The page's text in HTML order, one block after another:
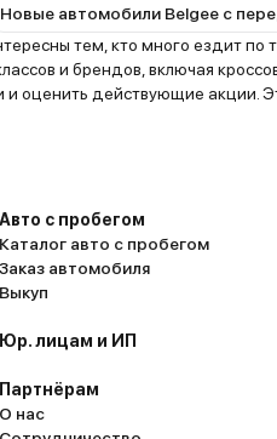
тем, кто много ездит по
и брендов, включая
оценить действующие акции.
Авто с пробегом
Каталог авто с пробегом
Заказ автомобиля
Выкуп
Юр. лицам и ИП
Партнёрам
О нас